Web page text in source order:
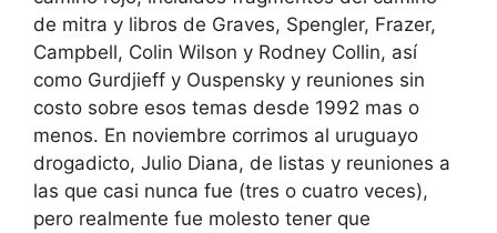
de mitra y libros de Graves, Spengler, Frazer,
Campbell, Colin Wilson y Rodney Collin, así
como Gurdjieff y Ouspensky y reuniones sin
costo sobre esos temas desde 1992 mas o
menos. En noviembre corrimos al uruguayo
drogadicto, Julio Diana, de listas y reuniones a
las que casi nunca fue (tres o cuatro veces),
pero realmente fue molesto tener que